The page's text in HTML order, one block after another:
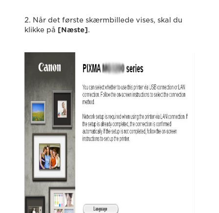
2. Når det første skærmbillede vises, skal du
klikke på [Næste].